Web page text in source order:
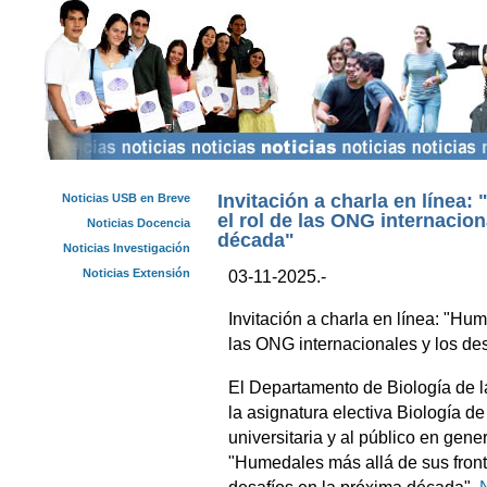
Invitación a charla en línea:
el rol de las ONG
década"
03-11-2025.-
Invitación a charla en línea:
las ONG internacionales y los
El Departamento de Biología de
la asignatura electiva Biología
universitaria y al público en
"Humedales más allá de sus
Noticias USB en Breve
Noticias Docencia
Noticias Investigación
Noticias Extensión